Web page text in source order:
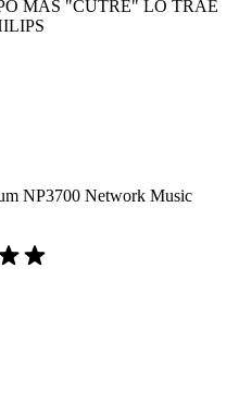
MAS "CUTRE" LO TRAE
NP3700 Network Music